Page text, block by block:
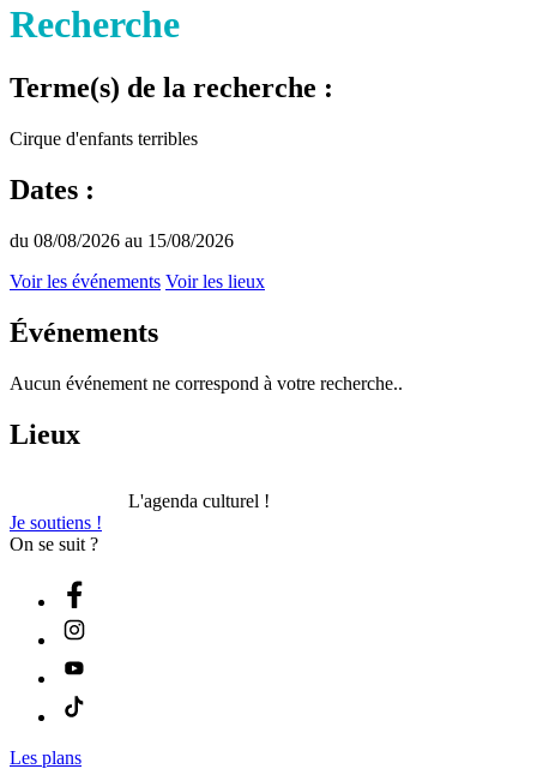
Recherche
Terme(s) de la recherche :
Cirque d'enfants terribles
Dates :
du 08/08/2026 au 15/08/2026
Voir les événements Voir les lieux
Événements
Aucun événement ne correspond à votre recherche..
Lieux
L'agenda culturel !
Je soutiens !
On se suit ?
Les plans